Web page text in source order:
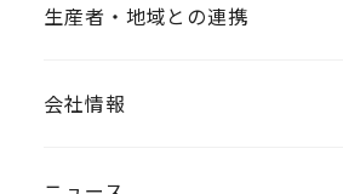
生産者・地域との連携
会社情報